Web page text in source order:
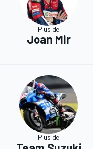
Plus de
Joan Mir
Plus de